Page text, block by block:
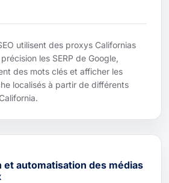
utilisent des proxys Californias
les SERP de Google,
des mots clés et afficher les
localisés à partir de différents
et automatisation des médias